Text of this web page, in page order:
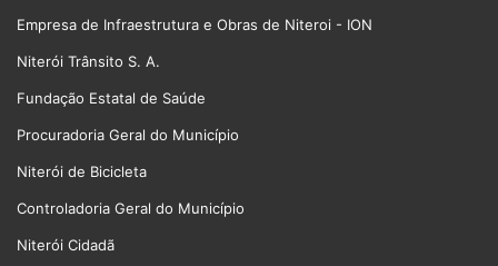
Empresa de Infraestrutura e Obras de Niteroi - ION
Niterói Trânsito S. A.
Fundação Estatal de Saúde
Procuradoria Geral do Município
Niterói de Bicicleta
Controladoria Geral do Município
Niterói Cidadã